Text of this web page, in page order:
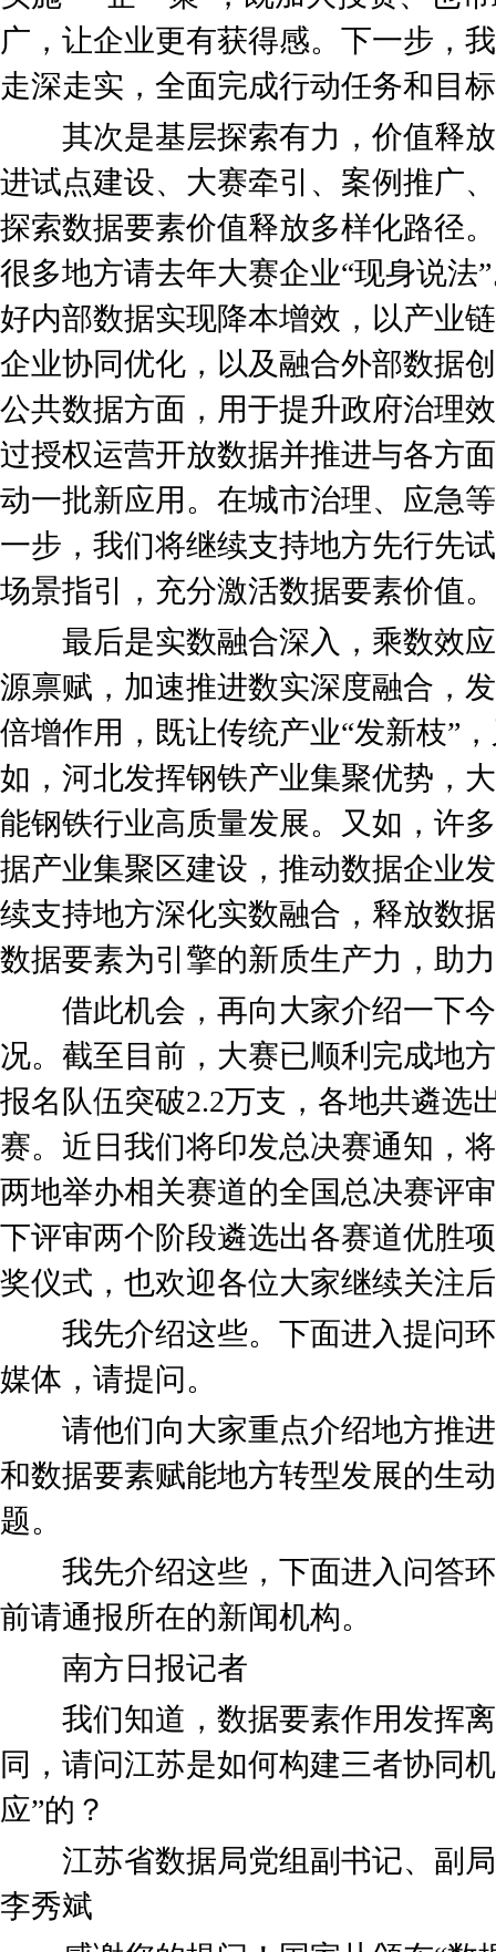
广，让企业更有获得感。下一步，
走深走实，全面完成行动任务和目
其次是基层探索有力，价值释放
进试点建设、大赛牵引、案例推广
探索数据要素价值释放多样化路径
很多地方请去年大赛企业“现身说法
好内部数据实现降本增效，以产业
企业协同优化，以及融合外部数据
公共数据方面，用于提升政府治理
过授权运营开放数据并推进与各方
动一批新应用。在城市治理、应急
一步，我们将继续支持地方先行先
场景指引，充分激活数据要素价值。
最后是实数融合深入，乘数效应
源禀赋，加速推进数实深度融合，
倍增作用，既让传统产业“发新枝”
如，河北发挥钢铁产业集聚优势，
能钢铁行业高质量发展。又如，许
据产业集聚区建设，推动数据企业
续支持地方深化实数融合，释放数
数据要素为引擎的新质生产力，助
借此机会，再向大家介绍一下今
况。截至目前，大赛已顺利完成地
报名队伍突破2.2万支，各地共遴选
赛。近日我们将印发总决赛通知，
两地举办相关赛道的全国总决赛评
下评审两个阶段遴选出各赛道优胜
奖仪式，也欢迎各位大家继续关注
我先介绍这些。下面进入提问环
媒体，请提问。
请他们向大家重点介绍地方推进
和数据要素赋能地方转型发展的生
题。
我先介绍这些，下面进入问答环
前请通报所在的新闻机构。
南方日报记者
我们知道，数据要素作用发挥离
同，请问江苏是如何构建三者协同
应”的？
江苏省数据局党组副书记、副局
李秀斌